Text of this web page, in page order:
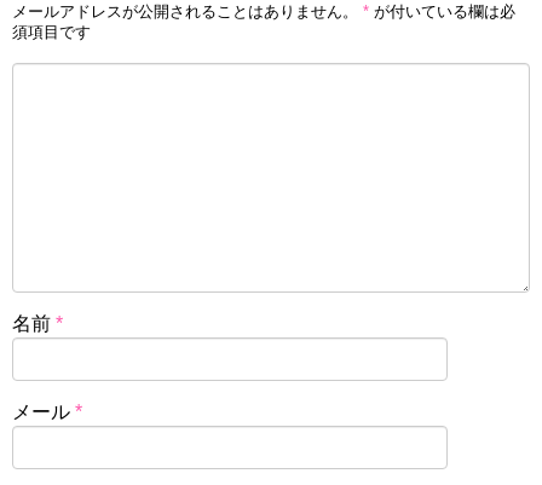
メールアドレスが公開されることはありません。 * が付いている欄は必
須項目です
名前 *
メール *